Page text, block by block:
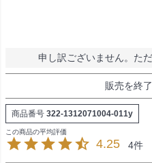
申し訳ございません。た
販売を終
商品番号 322-1312071004-011y
4.25 4